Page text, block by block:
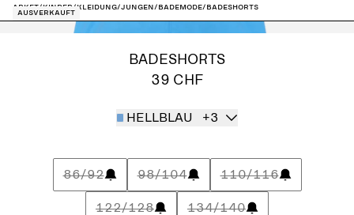
ARKET/Kinder /Kleidung/Jungen/Bademode/Badeshorts
Ausverkauft
BADESHORTS
39 CHF
HELLBLAU +3
86/92 98/104 110/116
122/128 134/140